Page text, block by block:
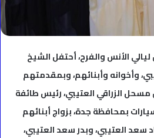
الأنس والفرح، أحتفل الشيخ
وأخوانه وأبنائهم، وبمقدمتهم
الزراقي العتيبي، رئيس طائفة
بمحافظة جدة، بزواج أبنائهم
العتيبي، وبدر سعد العتيبي،